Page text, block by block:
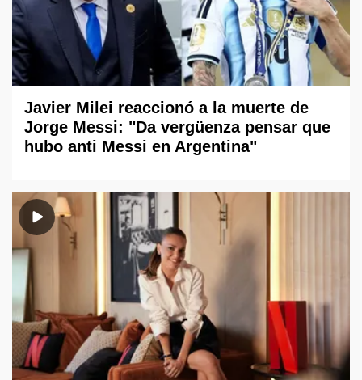
Javier Milei reaccionó a la muerte de
Jorge Messi: "Da vergüenza pensar que
hubo anti Messi en Argentina"